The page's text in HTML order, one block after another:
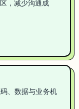
，减少沟通成
、数据与业务机